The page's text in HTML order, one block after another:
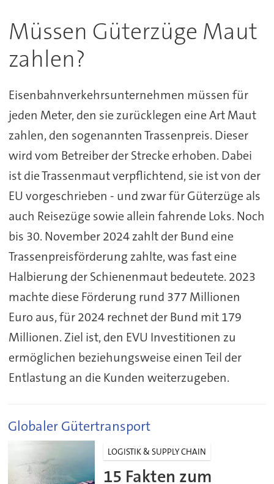
Müssen Güterzüge Maut
zahlen?
Eisenbahnverkehrsunternehmen müssen für
jeden Meter, den sie zurücklegen eine Art Maut
zahlen, den sogenannten Trassenpreis. Dieser
wird vom Betreiber der Strecke erhoben. Dabei
ist die Trassenmaut verpflichtend, sie ist von der
EU vorgeschrieben - und zwar für Güterzüge als
auch Reisezüge sowie allein fahrende Loks. Noch
bis 30. November 2024 zahlt der Bund eine
Trassenpreisförderung zahlte, was fast eine
Halbierung der Schienenmaut bedeutete. 2023
machte diese Förderung rund 377 Millionen
Euro aus, für 2024 rechnet der Bund mit 179
Millionen. Ziel ist, den EVU Investitionen zu
ermöglichen beziehungsweise einen Teil der
Entlastung an die Kunden weiterzugeben.
Globaler Gütertransport
LOGISTIK & SUPPLY CHAIN
15 Fakten zum